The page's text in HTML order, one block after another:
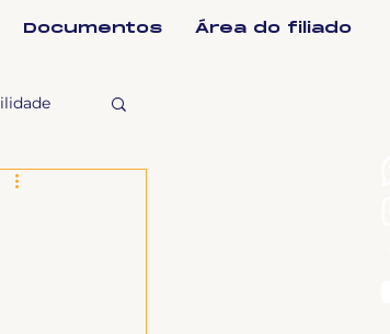
Documentos Área do filiado